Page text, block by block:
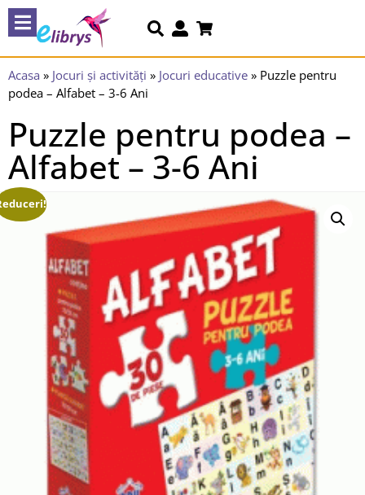
Acasa » Jocuri și activități » Jocuri educative » Puzzle pentru
podea – Alfabet – 3-6 Ani
Puzzle pentru podea –
Alfabet – 3-6 Ani